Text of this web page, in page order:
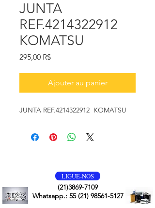
JUNTA
REF.4214322912
KOMATSU
295,00 R$Prix
Ajouter au panier
JUNTA REF.4214322912 KOMATSU
LIGUE-NOS
(21)3869-7109
Whatsapp.: 55 (21) 98561-5127